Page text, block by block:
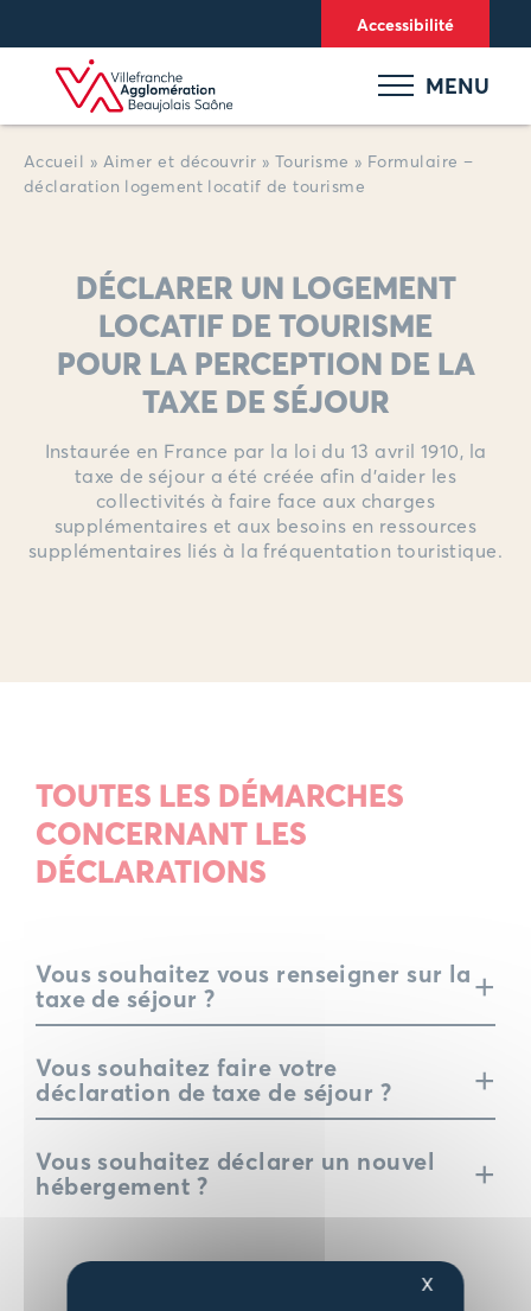
X
Accessibilité
MENU
Accueil » Aimer et découvrir » Tourisme » Formulaire –
déclaration logement locatif de tourisme
DÉCLARER UN LOGEMENT
LOCATIF DE TOURISME
POUR LA PERCEPTION DE LA
TAXE DE SÉJOUR
Instaurée en France par la loi du 13 avril 1910, la
taxe de séjour a été créée afin d’aider les
collectivités à faire face aux charges
supplémentaires et aux besoins en ressources
supplémentaires liés à la fréquentation touristique.
TOUTES LES DÉMARCHES
CONCERNANT LES
DÉCLARATIONS
Vous souhaitez vous renseigner sur la
taxe de séjour ?
+
Vous souhaitez faire votre
déclaration de taxe de séjour ?
+
Vous souhaitez déclarer un nouvel
hébergement ?
+